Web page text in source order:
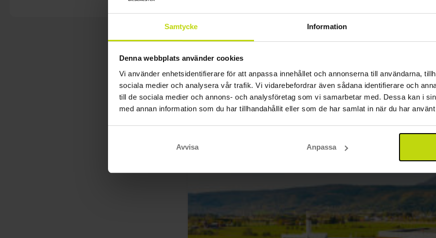
Samtycke Information
Denna webbplats använder cookies
Vi använder enhetsidentifierare för att anpassa innehållet och annonserna till användarna,
sociala medier och analysera vår trafik. Vi vidarebefordrar även sådana identifierare och
till de sociala medier och annons- och analysföretag som vi samarbetar med. Dessa kan i
med annan information som du har tillhandahållit eller som de har samlat in när du har
Avvisa Anpassa
1x Riktigt vid sjön
aug pp